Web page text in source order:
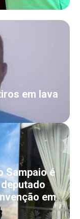
em lava
Sampaio é
em